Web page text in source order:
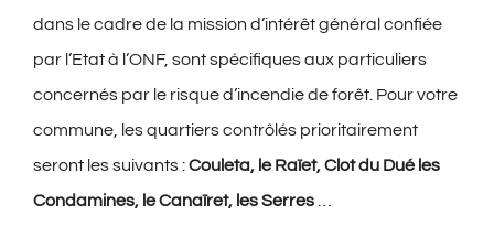
dans le cadre de la mission d’intérêt général confiée
par l’Etat à l’ONF, sont spécifiques aux particuliers
concernés par le risque d’incendie de forêt. Pour votre
commune, les quartiers contrôlés prioritairement
seront les suivants :Couleta, le Raïet, Clot du Dué les
Condamines, le Canaïret, les Serres…